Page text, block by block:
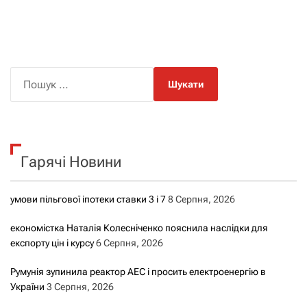
к
Гарячі Новини
умови пільгової іпотеки ставки 3 і 78 Серпня, 2026
економістка Наталія Колесніченко пояснила наслідки для
експорту цін і курсу6 Серпня, 2026
Румунія зупинила реактор АЕС і просить електроенергію в
України 3 Серпня, 2026